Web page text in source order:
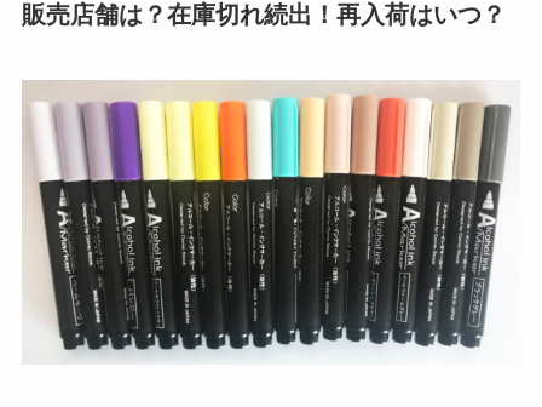
販売店舗は？在庫切れ続出！再入荷はいつ？